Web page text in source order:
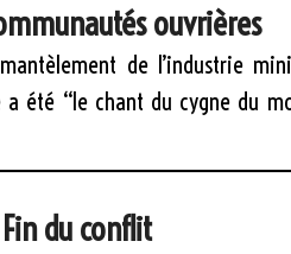
ouvrières
de l’industrie
a été “le chant du cygne du
Fin du conflit